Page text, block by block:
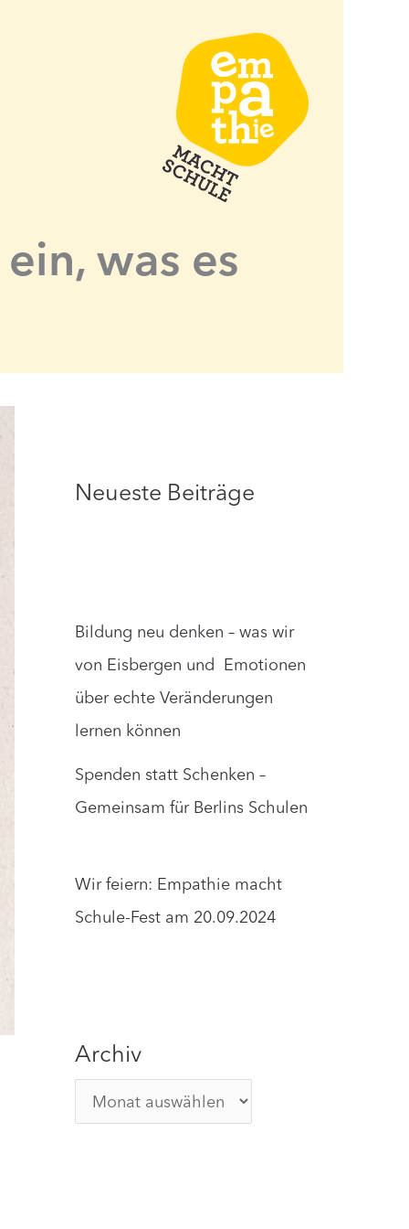
was es
Neueste Beiträge
Bildung neu denken – was wir
von Eisbergen und Emotionen
über echte Veränderungen
lernen können
Spenden statt Schenken –
Gemeinsam für Berlins Schulen
Wir feiern: Empathie macht
Schule-Fest am 20.09.2024
Archiv
r